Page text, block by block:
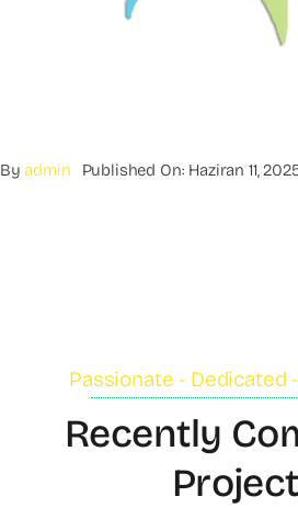
Byadmin Published On: Haziran 11,
Passionate - Dedicated
Recently